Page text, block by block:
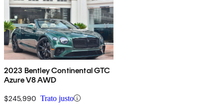
2023 Bentley Continental GTC
Azure V8 AWD
$245,990 Trato justo